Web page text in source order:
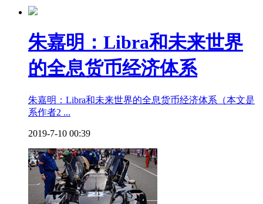
朱嘉明：Libra和未来世界
的全息货币经济体系
朱嘉明：Libra和未来世界的全息货币经济体系（本文是
系作者2 ...
2019-7-10 00:39